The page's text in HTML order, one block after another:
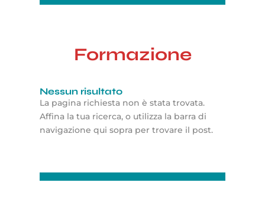
Formazione
Nessun risultato
La pagina richiesta non è stata trovata.
Affina la tua ricerca, o utilizza la barra di
navigazione qui sopra per trovare il post.